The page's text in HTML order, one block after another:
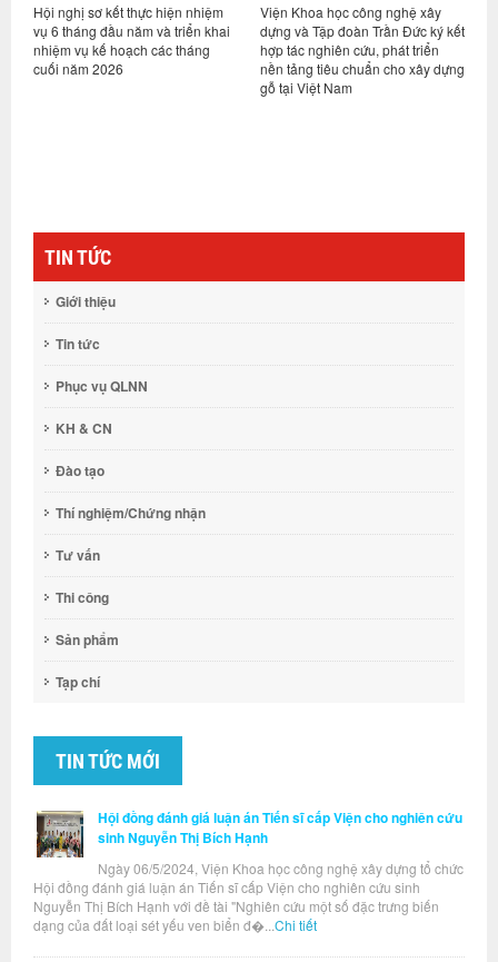
Hội nghị sơ kết thực hiện nhiệm
vụ 6 tháng đầu năm và triển khai
nhiệm vụ kế hoạch các tháng
cuối năm 2026
Viện Khoa học công nghệ xây
dựng và Tập đoàn Trần Đức ký kết
hợp tác nghiên cứu, phát triển
nền tảng tiêu chuẩn cho xây dựng
gỗ tại Việt Nam
TIN TỨC
Giới thiệu
Tin tức
Phục vụ QLNN
KH & CN
Đào tạo
Thí nghiệm/Chứng nhận
Tư vấn
Thi công
Sản phẩm
Tạp chí
TIN TỨC MỚI
Hội đồng đánh giá luận án Tiến sĩ cấp Viện cho nghiên cứu
sinh Nguyễn Thị Bích Hạnh
Ngày 06/5/2024, Viện Khoa học công nghệ xây dựng tổ chức
Hội đồng đánh giá luận án Tiến sĩ cấp Viện cho nghiên cứu sinh
Nguyễn Thị Bích Hạnh với đề tài "Nghiên cứu một số đặc trưng biến
dạng của đất loại sét yếu ven biển đ�... Chi tiết